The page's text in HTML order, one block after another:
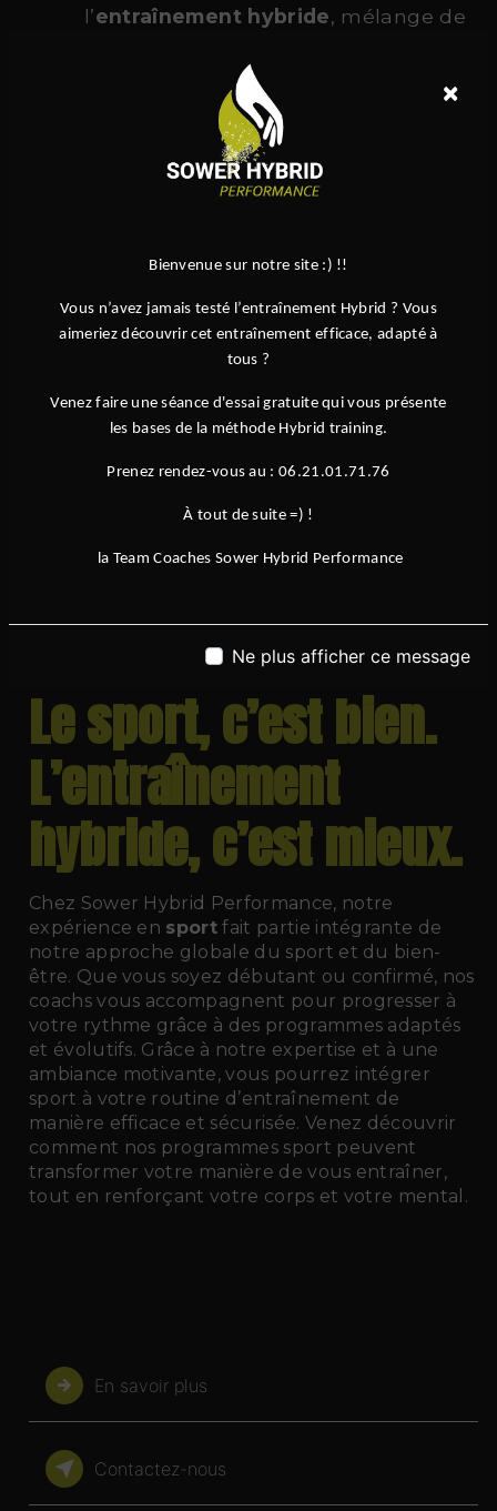
×
Bienvenue sur notre site :) !!
Vous n’avez jamais testé l’entraînement Hybrid ? Vous
aimeriez découvrir cet entraînement efficace, adapté à
tous ?
Venez faire une séance d'essai gratuite qui vous présente
les bases de la méthode Hybrid training.
Prenez rendez-vous au : 06.21.01.71.76
À tout de suite =) !
la Team Coaches Sower Hybrid Performance
Ne plus afficher ce message
l’entraînement hybride, mélange de
Des équipements de haute qualité
Une ambiance conviviale et
motivante
Des programmes adaptés à tous :
confirmés
Des spécialités reconnues comme le
Hyrox, ou encore lehybrid
Rejoignez la Communauté Sower près de
Le Perret
progresser dans votre discipline, ou simplement
Sower Hybrid Performancevous accueille
communauté de sportifs motivés.
Le sport, c’est bien.
L’entraînement
hybride, c’est mieux.
Chez Sower Hybrid Performance, notre
expérience en sport fait partie intégrante de
notre approche globale du sport et du bien-
être. Que vous soyez débutant ou confirmé, nos
coachs vous accompagnent pour progresser à
votre rythme grâce à des programmes adaptés
et évolutifs. Grâce à notre expertise et à une
ambiance motivante, vous pourrez intégrer
sport à votre routine d’entraînement de
manière efficace et sécurisée. Venez découvrir
comment nos programmes sport peuvent
transformer votre manière de vous entraîner,
tout en renforçant votre corps et votre mental.
En savoir plus
Contactez-nous